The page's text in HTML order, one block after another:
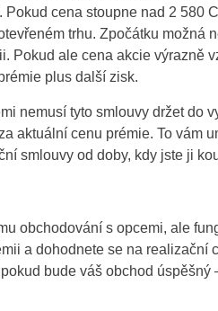
cena stoupne nad 2 580
trhu. Zpočátku možná
Pokud ale cena akcie výrazně
plus další zisk.
nemusí tyto smlouvy držet do
aktuální cenu prémie. To vám
smlouvy od doby, kdy jste ji
obchodování s opcemi, ale
a dohodnete se na realizační
bude váš obchod úspěšný